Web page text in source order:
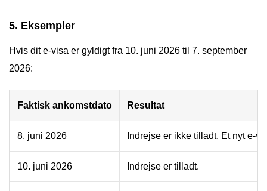
5. Eksempler
Hvis dit e-visa er gyldigt fra 10. juni 2026 til 7. september
2026:
Faktisk ankomstdato Resultat
8. juni 2026 Indrejse er ikke tilladt. Et nyt e-
10. juni 2026 Indrejse er tilladt.